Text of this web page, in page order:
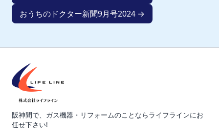
おうちのドクター新聞9月号2024 →
阪神間で、ガス機器・リフォームのことならライフラインにお
任せ下さい!